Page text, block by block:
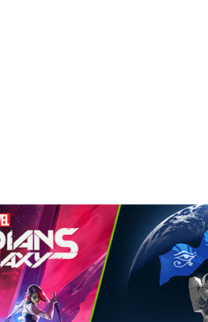
対応したゲーム10 作品のリ